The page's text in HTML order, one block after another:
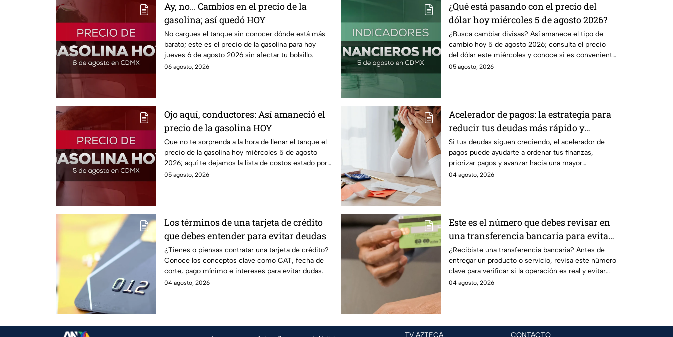
Ay, no... Cambios en el precio de la
gasolina; así quedó HOY
No cargues el tanque sin conocer dónde está más
barato; este es el precio de la gasolina para hoy
jueves 6 de agosto 2026 sin afectar tu bolsillo.
06 agosto, 2026
¿Qué está pasando con el precio del
dólar hoy miércoles 5 de agosto 2026?
¿Busca cambiar divisas? Así amanece el tipo de
cambio hoy 5 de agosto 2026; consulta el precio
del dólar este miércoles y conoce si es conveniente
comprar.
05 agosto, 2026
Ojo aquí, conductores: Así amaneció el
precio de la gasolina HOY
Que no te sorprenda a la hora de llenar el tanque el
precio de la gasolina hoy miércoles 5 de agosto
2026; aquí te dejamos la lista de costos estado por
estado.
05 agosto, 2026
Acelerador de pagos: la estrategia para
reducir tus deudas más rápido y
recuperar el control de tus finanzas
Si tus deudas siguen creciendo, el acelerador de
pagos puede ayudarte a ordenar tus finanzas,
priorizar pagos y avanzar hacia una mayor
tranquilidad económica.
04 agosto, 2026
Los términos de una tarjeta de crédito
que debes entender para evitar deudas
¿Tienes o piensas contratar una tarjeta de crédito?
Conoce los conceptos clave como CAT, fecha de
corte, pago mínimo e intereses para evitar dudas.
04 agosto, 2026
Este es el número que debes revisar en
una transferencia bancaria para evitar
fraudes
¿Recibiste una transferencia bancaria? Antes de
entregar un producto o servicio, revisa este número
clave para verificar si la operación es real y evitar
fraudes.
04 agosto, 2026